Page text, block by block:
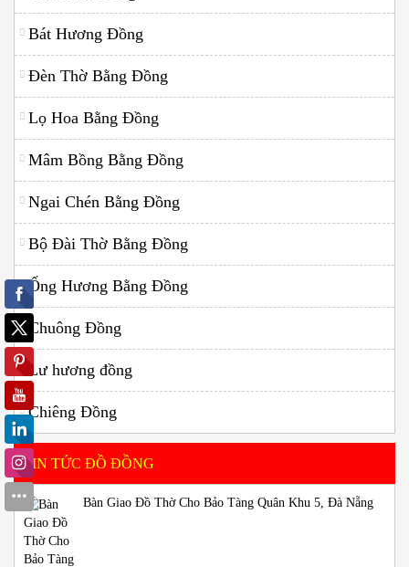
Bát Hương Đồng
Đèn Thờ Bằng Đồng
Lọ Hoa Bằng Đồng
Mâm Bồng Bằng Đồng
Ngai Chén Bằng Đồng
Bộ Đài Thờ Bằng Đồng
Ống Hương Bằng Đồng
Chuông Đồng
Lư hương đồng
Chiêng Đồng
TIN TỨC ĐỒ ĐỒNG
Bàn Giao Đồ Thờ Cho Bảo Tàng Quân Khu 5, Đà Nẵng